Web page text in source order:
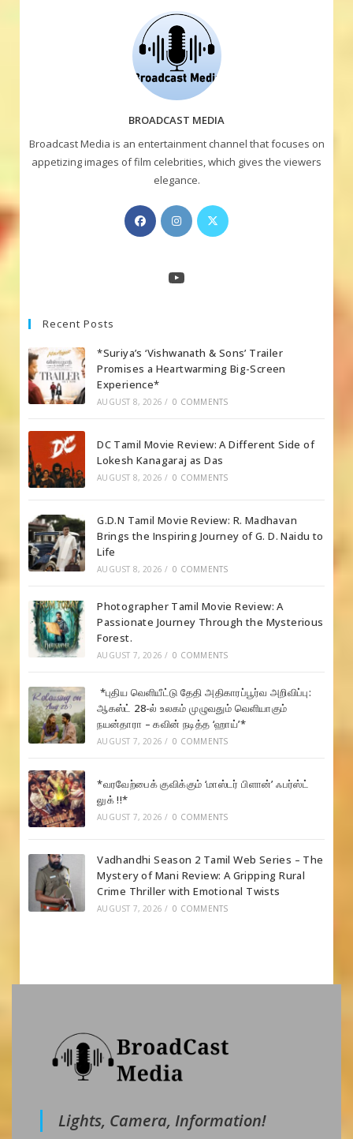
BROADCAST MEDIA
Broadcast Media is an entertainment channel that focuses on
appetizing images of film celebrities, which gives the viewers
elegance.
Opens
in
new
Opens
in
Opens
YouTube
Recent Posts
*Suriya’s ‘Vishwanath & Sons’ Trailer
Promises a Heartwarming Big-Screen
Experience*
AUGUST 8, 2026 / 0 COMMENTS
DC Tamil Movie Review: A Different Side of
Lokesh Kanagaraj as Das
AUGUST 8, 2026 / 0 COMMENTS
G.D.N Tamil Movie Review: R. Madhavan
Brings the Inspiring Journey of G. D. Naidu to
Life
AUGUST 8, 2026 / 0 COMMENTS
Photographer Tamil Movie Review: A
Passionate Journey Through the Mysterious
Forest.
AUGUST 7, 2026 / 0 COMMENTS
*புதிய வெளியீட்டு தேதி அதிகாரப்பூர்வ அறிவிப்பு:
ஆகஸ்ட் 28-ல் உலகம் முழுவதும் வெளியாகும்
நயன்தாரா – கவின் நடித்த ‘ஹாய்’*
AUGUST 7, 2026 / 0 COMMENTS
*வரவேற்பைக் குவிக்கும் ‘மாஸ்டர் பிளான்’ ஃபர்ஸ்ட்
லுக் !!*
AUGUST 7, 2026 / 0 COMMENTS
Vadhandhi Season 2 Tamil Web Series – The
Mystery of Mani Review: A Gripping Rural
Crime Thriller with Emotional Twists
AUGUST 7, 2026 / 0 COMMENTS
Lights, Camera, Information!